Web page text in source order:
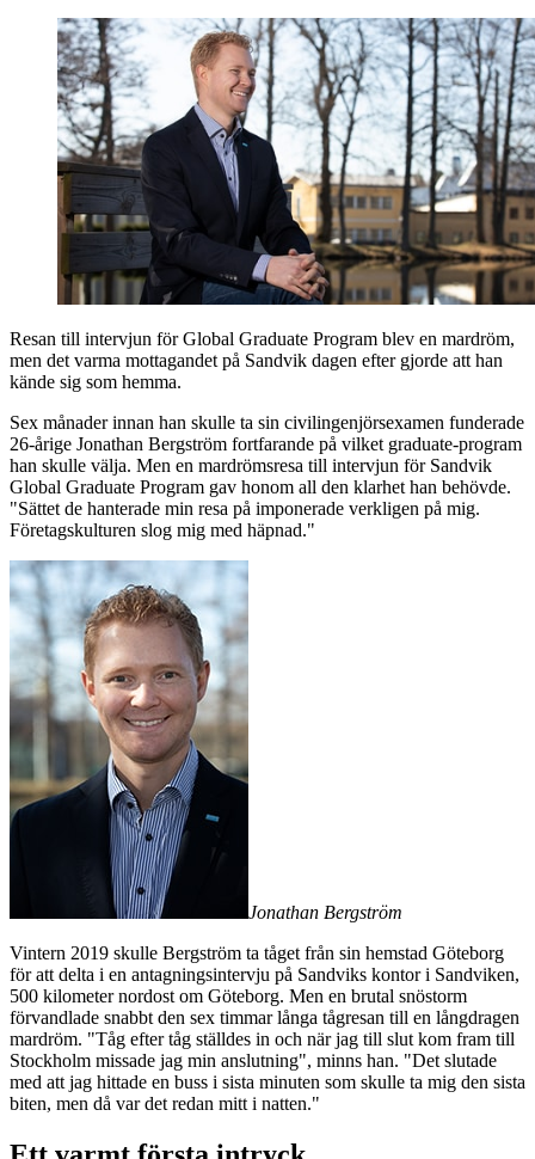
Resan till intervjun för Global Graduate Program blev en mardröm,
men det varma mottagandet på Sandvik dagen efter gjorde att han
kände sig som hemma.
Sex månader innan han skulle ta sin civilingenjörsexamen funderade
26-årige Jonathan Bergström fortfarande på vilket graduate-program
han skulle välja. Men en mardrömsresa till intervjun för Sandvik
Global Graduate Program gav honom all den klarhet han behövde.
"Sättet de hanterade min resa på imponerade verkligen på mig.
Företagskulturen slog mig med häpnad."
Jonathan Bergström
Vintern 2019 skulle Bergström ta tåget från sin hemstad Göteborg
för att delta i en antagningsintervju på Sandviks kontor i Sandviken,
500 kilometer nordost om Göteborg. Men en brutal snöstorm
förvandlade snabbt den sex timmar långa tågresan till en långdragen
mardröm. "Tåg efter tåg ställdes in och när jag till slut kom fram till
Stockholm missade jag min anslutning", minns han. "Det slutade
med att jag hittade en buss i sista minuten som skulle ta mig den sista
biten, men då var det redan mitt i natten."